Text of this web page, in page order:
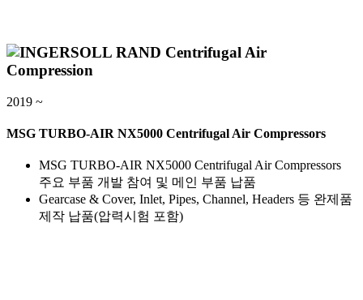
2019 ~
MSG TURBO-AIR NX5000 Centrifugal Air Compressors
MSG TURBO-AIR NX5000 Centrifugal Air Compressors
주요 부품 개발 참여 및 메인 부품 납품
Gearcase & Cover, Inlet, Pipes, Channel, Headers 등 완제품
제작 납품(압력시험 포함)